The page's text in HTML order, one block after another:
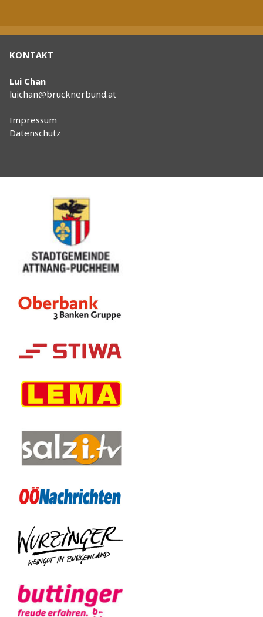
Beitragsnavigation
KONTAKT
Lui Chan
luichan@brucknerbund.at
Impressum
Datenschutz